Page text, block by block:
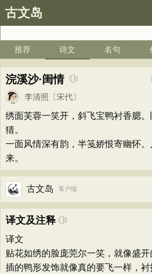
古文岛
推荐 诗文 名句
浣溪沙·闺情
李清照 〔宋代〕
绣面芙蓉一笑开，斜飞宝鸭衬香腮。
猜。
一面风情深有韵，半笺娇恨寄幽怀
来。
古文岛 客户端
译文及注释
译文
贴花如绣的脸庞莞尔一笑，就像盛
插的鸭形发饰就像真的要飞一样，